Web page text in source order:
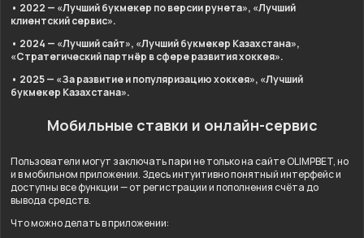
• 2022 — «Лучший букмекер по версии рунета», «Лучший
клиентский сервис».
• 2024 — «Лучший сайт», «Лучший букмекер Казахстана»,
«Стратегический партнёр в сфере развития хоккея».
• 2025 — «За развитие и популяризацию хоккея», «Лучший
букмекер Казахстана».
Мобильные ставки и онлайн-сервис
Пользователи могут заключать пари не только на сайте OLIMPBET, но
и в мобильном приложении. Здесь интуитивно понятный интерфейс и
доступны все функции — от регистрации и пополнения счёта до
вывода средств.
Что можно делать в приложении: